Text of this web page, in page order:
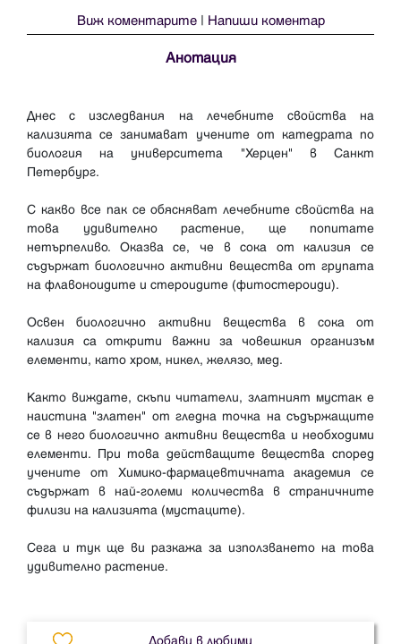
Виж коментарите | Напиши коментар
Анотация
Днес с изследвания на лечебните свойства на
кализията се занимават учените от катедрата по
биология на университета "Херцен" в Санкт
Петербург.
С какво все пак се обясняват лечебните свойства на
това удивително растение, ще попитате
нетърпеливо. Оказва се, че в сока от кализия се
съдържат биологично активни вещества от групата
на флавоноидите и стероидите (фитостероиди).
Освен биологично активни вещества в сока от
кализия са открити важни за човешкия организъм
елементи, като хром, никел, желязо, мед.
Както виждате, скъпи читатели, златният мустак е
наистина "златен" от гледна точка на съдържащите
се в него биологично активни вещества и необходими
елементи. При това действащите вещества според
учените от Химико-фармацевтичната академия се
съдържат в най-големи количества в страничните
филизи на кализията (мустаците).
Сега и тук ще ви разкажа за използването на това
удивително растение.